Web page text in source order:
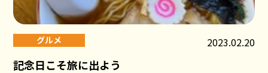
グルメ 2023.02.20
記念日こそ旅に出よう